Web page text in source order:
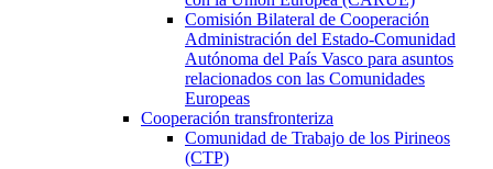
Comisión Bilateral de Cooperación
Administración del Estado-Comunidad
Autónoma del País Vasco para asuntos
relacionados con las Comunidades
Europeas
Cooperación transfronteriza
Comunidad de Trabajo de los Pirineos
(CTP)